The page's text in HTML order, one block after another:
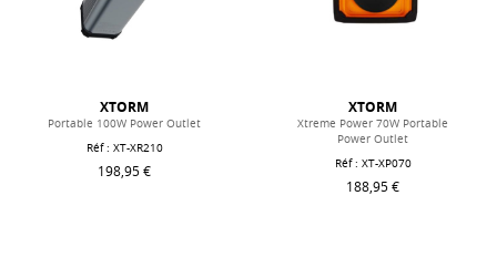
XTORM
Portable 100W Power Outlet
Réf : XT-XR210
198,95 €
XTORM
Xtreme Power 70W Portable
Power Outlet
Réf : XT-XP070
188,95 €